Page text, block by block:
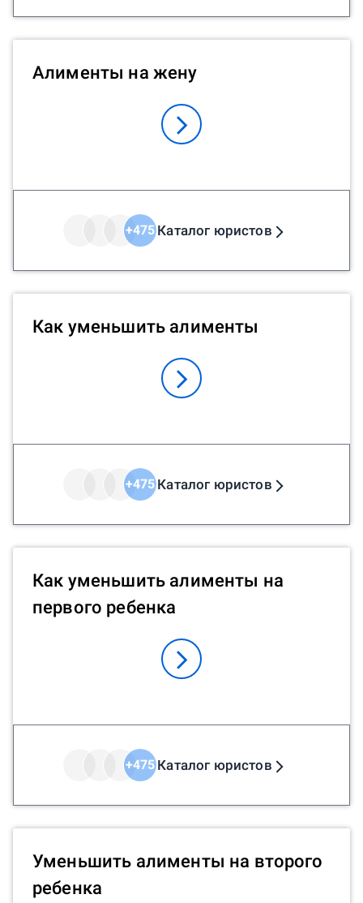
Алименты на жену
+475Каталог юристов
Как уменьшить алименты
+475Каталог юристов
Как уменьшить алименты на
первого ребенка
+475Каталог юристов
Уменьшить алименты на второго
ребенка